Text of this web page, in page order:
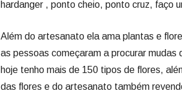
hardanger , ponto cheio, ponto cruz, faço
Além do artesanato ela ama plantas e
as pessoas começaram a procurar mudas
hoje tenho mais de 150 tipos de flores,
das flores e do artesanato também